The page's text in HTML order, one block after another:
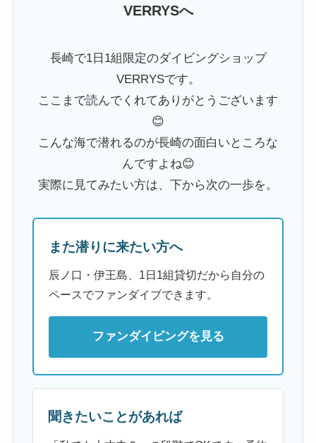
VERRYSへ
長崎で1日1組限定のダイビングショップ
VERRYSです。
ここまで読んでくれてありがとうございます
😊
こんな海で潜れるのが長崎の面白いところな
んですよね😊
実際に見てみたい方は、下から次の一歩を。
また潜りに来たい方へ
辰ノ口・伊王島、1日1組貸切だから自分の
ペースでファンダイブできます。
ファンダイビングを見る
聞きたいことがあれば